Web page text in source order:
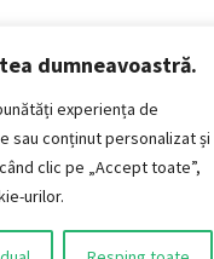
dumneavoastră.
experiența de
sau conținut personalizat și
clic pe „Accept toate”,
urilor.
retur